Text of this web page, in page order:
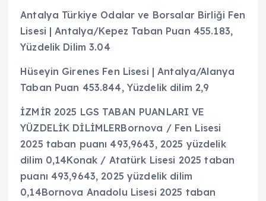
Antalya Türkiye Odalar ve Borsalar Birliği Fen
Lisesi | Antalya/Kepez Taban Puan 455.183,
Yüzdelik Dilim 3.04
Hüseyin Girenes Fen Lisesi | Antalya/Alanya
Taban Puan 453.844, Yüzdelik dilim 2,9
İZMİR 2025 LGS TABAN PUANLARI VE
YÜZDELİK DİLİMLERBornova / Fen Lisesi
2025 taban puanı 493,9643, 2025 yüzdelik
dilim 0,14Konak / Atatürk Lisesi 2025 taban
puanı 493,9643, 2025 yüzdelik dilim
0,14Bornova Anadolu Lisesi 2025 taban